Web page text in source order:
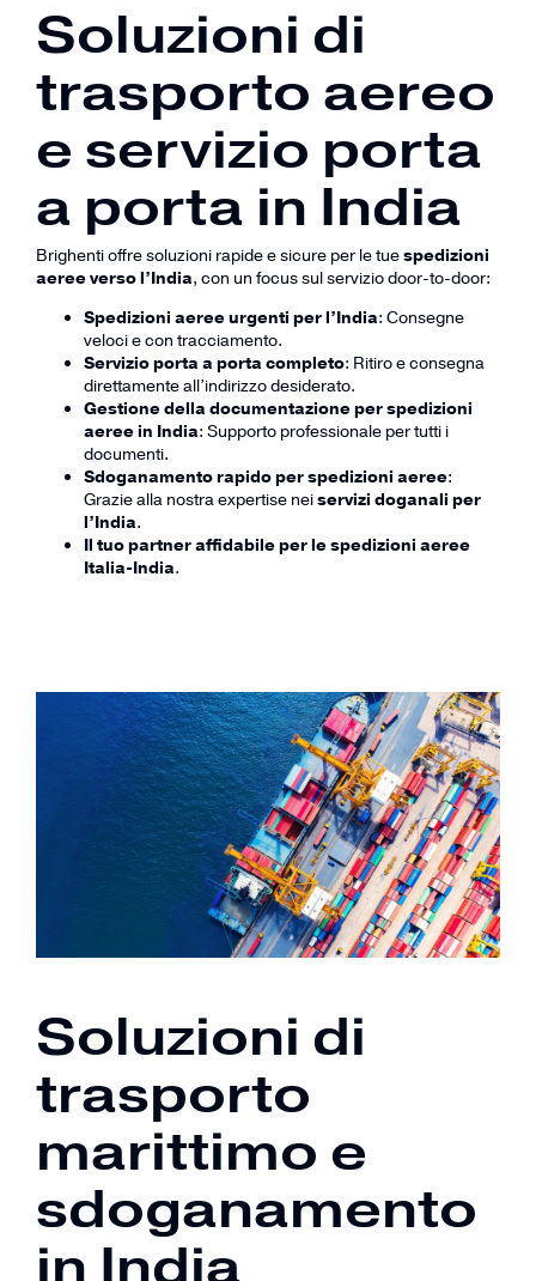
Soluzioni di
trasporto aereo
e servizio porta
a porta in India
Brighenti offre soluzioni rapide e sicure per le tuespedizioni
aeree verso l’India, con un focus sul servizio door-to-door:
Spedizioni aeree urgenti per l’India: Consegne
veloci e con tracciamento.
Servizio porta a porta completo: Ritiro e consegna
direttamente all’indirizzo desiderato.
Gestione della documentazione per spedizioni
aeree in India: Supporto professionale per tutti i
documenti.
Sdoganamento rapido per spedizioni aeree:
Grazie alla nostra expertise neiservizi doganali per
l’India.
Il tuo partner affidabile per le spedizioni aeree
Italia-India.
Soluzioni di
trasporto
marittimo e
sdoganamento
in India